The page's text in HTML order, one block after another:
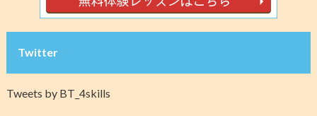
Twitter
Tweets by BT_4skills